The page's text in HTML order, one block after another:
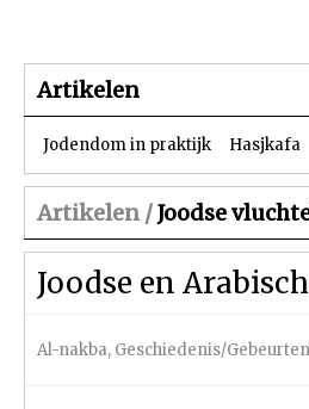
Artikelen
Jodendom in praktijk Hasjkafa
Artikelen /Joodse
Joodse en
Al-nakba, Geschiedenis/